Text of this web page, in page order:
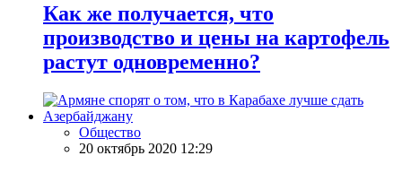
Как же получается, что
производство и цены на картофель
растут одновременно?
Общество
20 октябрь 2020 12:29